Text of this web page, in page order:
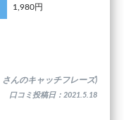
1,980円
さんのキャッチフレーズ)
口コミ投稿日：2021.5.18